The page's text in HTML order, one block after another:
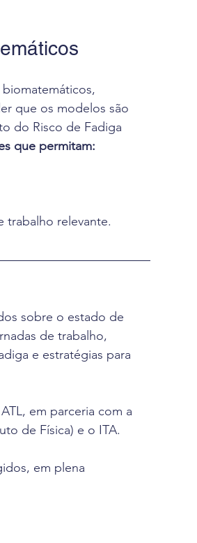
que os modelos são
do Risco de Fadiga
que permitam:
trabalho relevante.
sobre o estado de
de trabalho,
e estratégias para
em parceria com a
de Física) e o ITA.
em plena